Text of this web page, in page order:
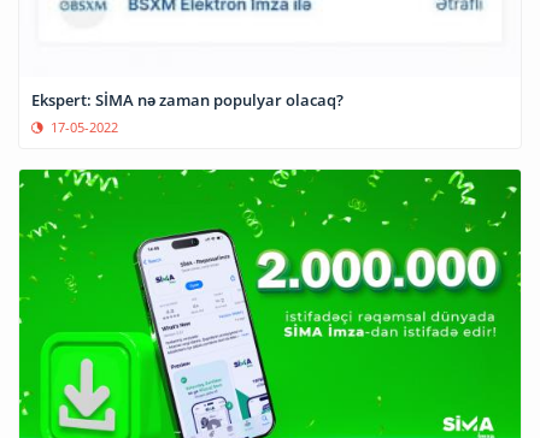
Ekspert: SİMA nə zaman populyar olacaq?
17-05-2022